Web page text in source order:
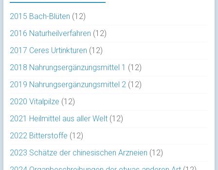
2015 Bach-Blüten (12)
2016 Naturheilverfahren (12)
2017 Ceres Urtinkturen (12)
2018 Nahrungsergänzungsmittel 1 (12)
2019 Nahrungsergänzungsmittel 2 (12)
2020 Vitalpilze (12)
2021 Heilmittel aus aller Welt(12)
2022 Bitterstoffe (12)
2023 Schätze der chinesischen Arzneien (12)